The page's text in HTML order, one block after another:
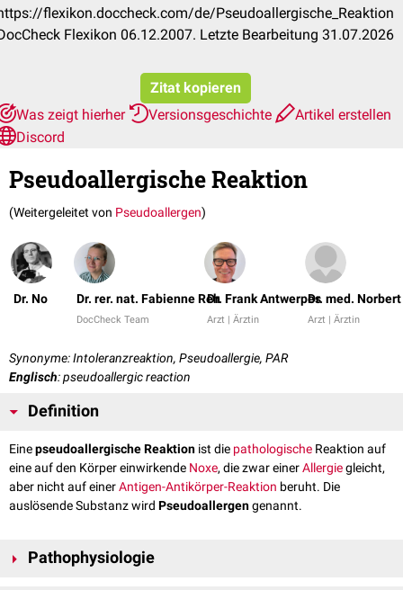
flexikon.doccheck.com/de/Pseudoallergische_Reaktion
Flexikon 06.12.2007. Letzte Bearbeitung 31.07.2026
Zitat kopieren
Was zeigt hierher
Versionsgeschichte
Artikel erstellen
Discord
Pseudoallergische Reaktion
(Weitergeleitet von Pseudoallergen)
Dr. No Dr. rer. nat. Fabienne Reh
DocCheck Team
Dr. Frank Antwerpes
Arzt | Ärztin
Dr. med.
Arzt | Ärztin
Synonyme: Intoleranzreaktion, Pseudoallergie, PAR
Englisch: pseudoallergic reaction
Definition
Einepseudoallergische Reaktion ist die pathologische Reaktion auf
eine auf den Körper einwirkende Noxe, die zwar einerAllergiegleicht,
aber nicht auf einerAntigen-Antikörper-Reaktion beruht. Die
auslösende Substanz wird Pseudoallergengenannt.
Pathophysiologie